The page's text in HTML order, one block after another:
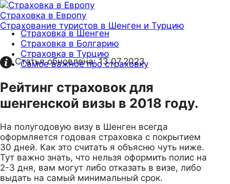
Страховка в Европу
Страхование туристов в Шенген и Турцию
Страховка в Шенген
Страховка в Болгарию
Страховка в Турцию
Самое важное про страховку
Статья обновлена:13.07.2023
Рейтинг страховок для
шенгенской визы в 2018 году.
На полугодовую визу в Шенген всегда
оформляется годовая страховка с покрытием
30 дней. Как это считать я объясню чуть ниже.
Тут важно знать, что нельзя оформить полис на
2-3 дня, вам могут либо отказать в визе, либо
выдать на самый минимальный срок.